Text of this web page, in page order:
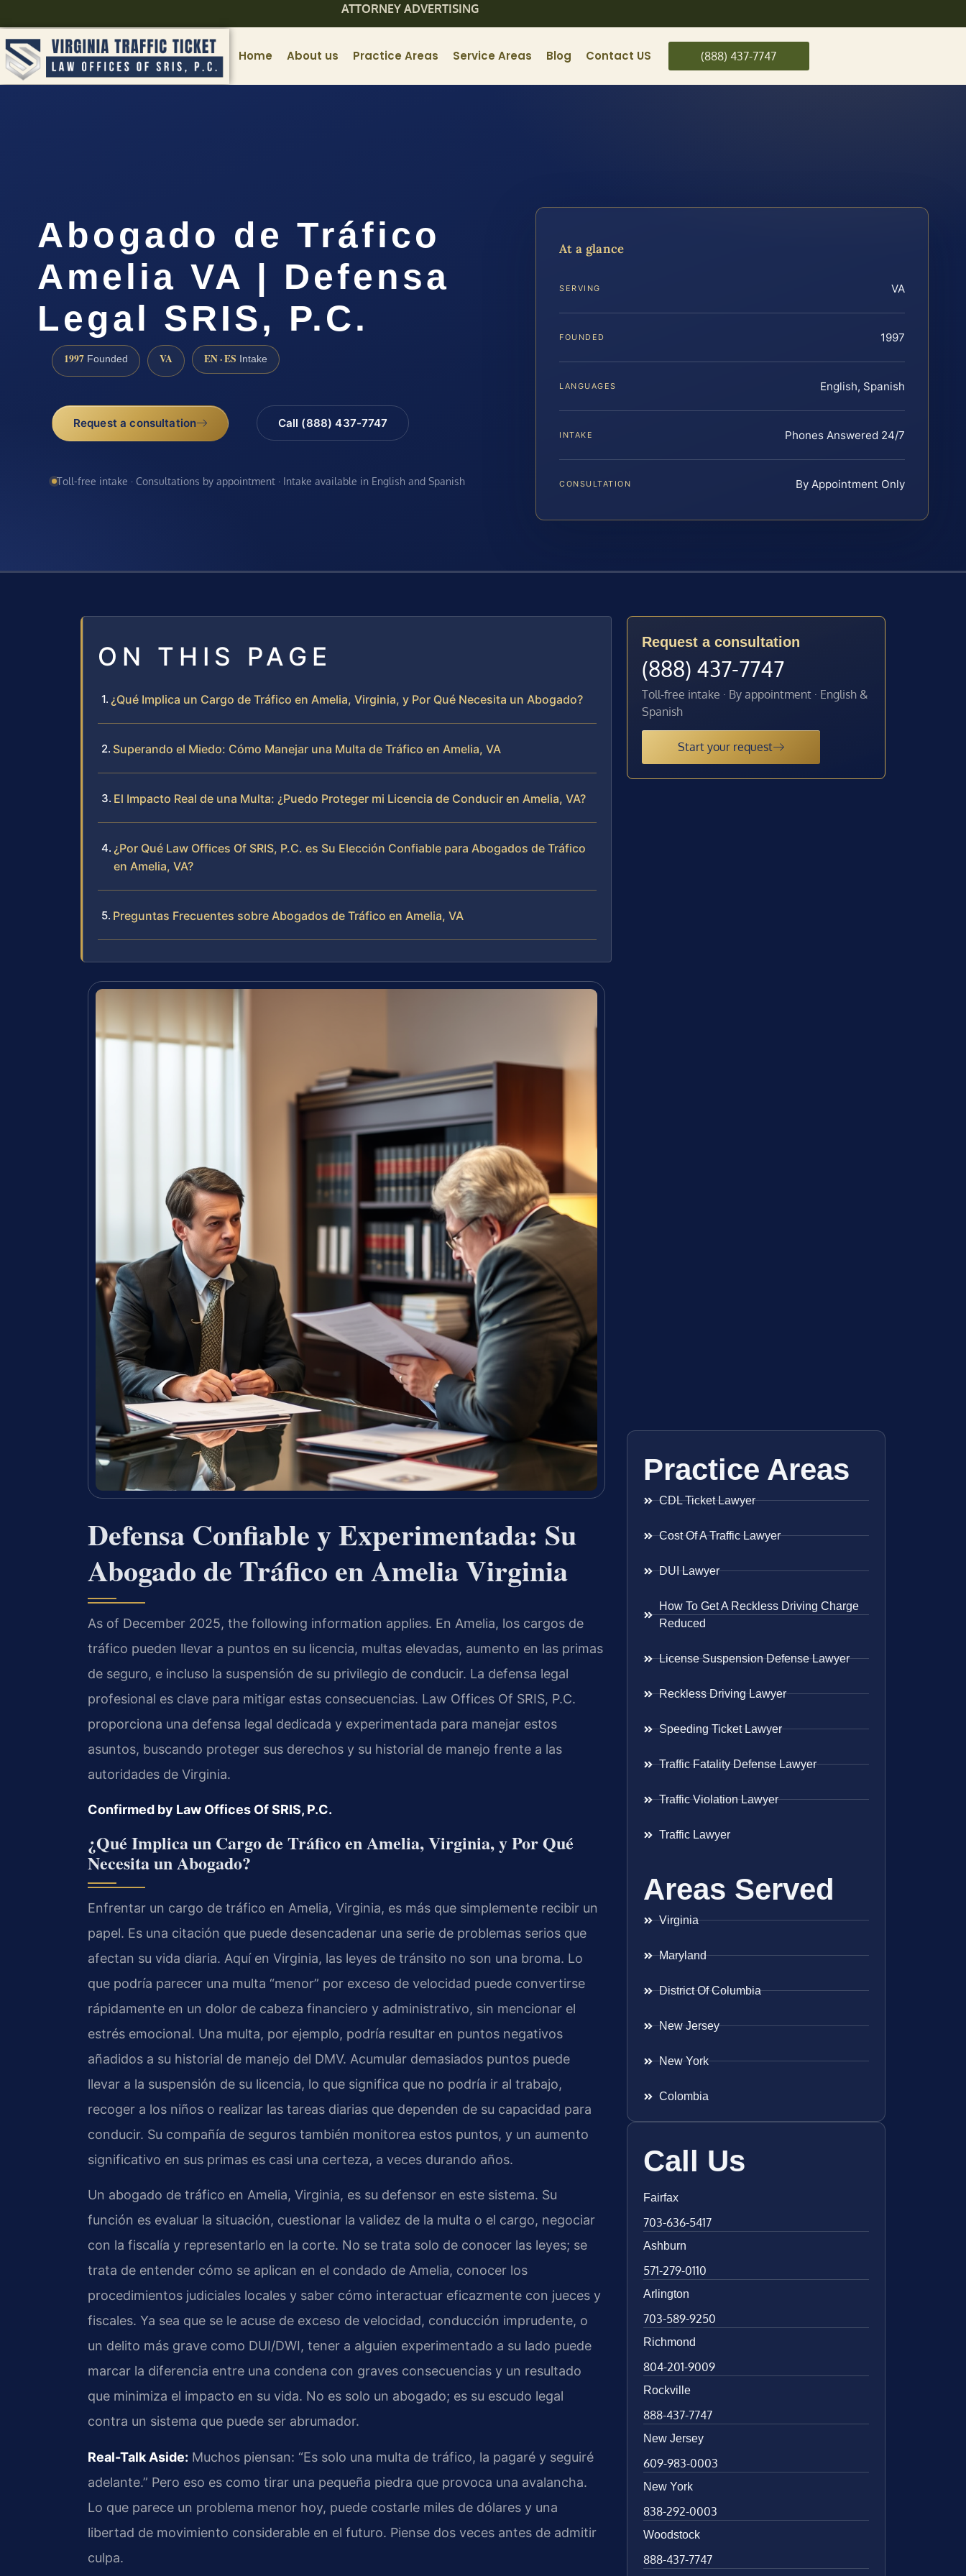
ATTORNEY ADVERTISING
Home About us Practice Areas Service Areas Blog Contact US (888) 437-7747
Abogado de Tráfico
Amelia VA | Defensa
Legal SRIS, P.C.
1997 Founded VA EN · ES Intake
Request a consultation Call (888) 437-7747
Toll-free intake · Consultations by appointment · Intake available in English and Spanish
At a glance
SERVING VA
FOUNDED 1997
LANGUAGES English, Spanish
INTAKE Phones Answered 24/7
CONSULTATION By Appointment Only
ON THIS PAGE
¿Qué Implica un Cargo de Tráfico en Amelia, Virginia, y Por Qué Necesita un Abogado?
Superando el Miedo: Cómo Manejar una Multa de Tráfico en Amelia, VA
El Impacto Real de una Multa: ¿Puedo Proteger mi Licencia de Conducir en Amelia, VA?
¿Por Qué Law Offices Of SRIS, P.C. es Su Elección Confiable para Abogados de Tráfico
en Amelia, VA?
Preguntas Frecuentes sobre Abogados de Tráfico en Amelia, VA
Defensa Confiable y Experimentada: Su
Abogado de Tráfico en Amelia Virginia
As of December 2025, the following information applies. En Amelia, los cargos de
tráfico pueden llevar a puntos en su licencia, multas elevadas, aumento en las primas
de seguro, e incluso la suspensión de su privilegio de conducir. La defensa legal
profesional es clave para mitigar estas consecuencias. Law Offices Of SRIS, P.C.
proporciona una defensa legal dedicada y experimentada para manejar estos
asuntos, buscando proteger sus derechos y su historial de manejo frente a las
autoridades de Virginia.
Confirmed by Law Offices Of SRIS, P.C.
¿Qué Implica un Cargo de Tráfico en Amelia, Virginia, y Por Qué
Necesita un Abogado?
Enfrentar un cargo de tráfico en Amelia, Virginia, es más que simplemente recibir un
papel. Es una citación que puede desencadenar una serie de problemas serios que
afectan su vida diaria. Aquí en Virginia, las leyes de tránsito no son una broma. Lo
que podría parecer una multa “menor” por exceso de velocidad puede convertirse
rápidamente en un dolor de cabeza financiero y administrativo, sin mencionar el
estrés emocional. Una multa, por ejemplo, podría resultar en puntos negativos
añadidos a su historial de manejo del DMV. Acumular demasiados puntos puede
llevar a la suspensión de su licencia, lo que significa que no podría ir al trabajo,
recoger a los niños o realizar las tareas diarias que dependen de su capacidad para
conducir. Su compañía de seguros también monitorea estos puntos, y un aumento
significativo en sus primas es casi una certeza, a veces durando años.
Un abogado de tráfico en Amelia, Virginia, es su defensor en este sistema. Su
función es evaluar la situación, cuestionar la validez de la multa o el cargo, negociar
con la fiscalía y representarlo en la corte. No se trata solo de conocer las leyes; se
trata de entender cómo se aplican en el condado de Amelia, conocer los
procedimientos judiciales locales y saber cómo interactuar eficazmente con jueces y
fiscales. Ya sea que se le acuse de exceso de velocidad, conducción imprudente, o
un delito más grave como DUI/DWI, tener a alguien experimentado a su lado puede
marcar la diferencia entre una condena con graves consecuencias y un resultado
que minimiza el impacto en su vida. No es solo un abogado; es su escudo legal
contra un sistema que puede ser abrumador.
Real-Talk Aside: Muchos piensan: “Es solo una multa de tráfico, la pagaré y seguiré
adelante.” Pero eso es como tirar una pequeña piedra que provoca una avalancha.
Lo que parece un problema menor hoy, puede costarle miles de dólares y una
libertad de movimiento considerable en el futuro. Piense dos veces antes de admitir
culpa.
Request a consultation
(888) 437-7747
Toll-free intake · By appointment · English &
Spanish
Start your request
Practice Areas
CDL Ticket Lawyer
Cost Of A Traffic Lawyer
DUI Lawyer
How To Get A Reckless Driving Charge
Reduced
License Suspension Defense Lawyer
Reckless Driving Lawyer
Speeding Ticket Lawyer
Traffic Fatality Defense Lawyer
Traffic Violation Lawyer
Traffic Lawyer
Areas Served
Virginia
Maryland
District Of Columbia
New Jersey
New York
Colombia
Call Us
Fairfax
703-636-5417
Ashburn
571-279-0110
Arlington
703-589-9250
Richmond
804-201-9009
Rockville
888-437-7747
New Jersey
609-983-0003
New York
838-292-0003
Woodstock
888-437-7747